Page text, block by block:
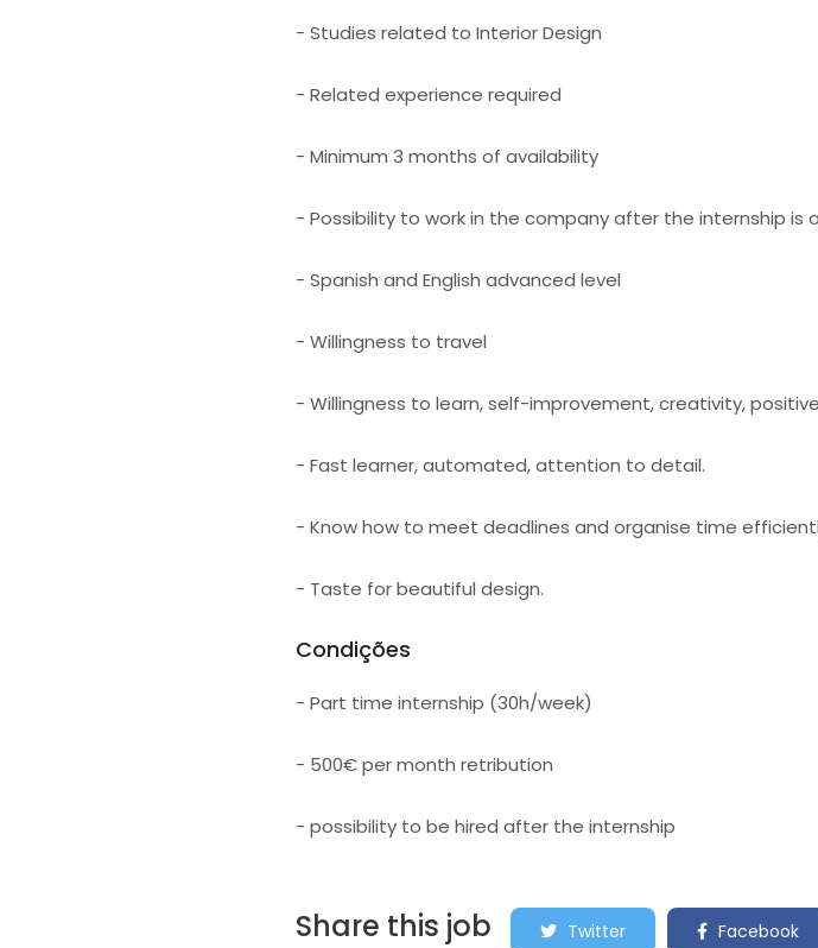
- Studies related to Interior Design
- Related experience required
- Minimum 3 months of availability
- Possibility to work in the company after the internship is
- Spanish and English advanced level
- Willingness to travel
- Willingness to learn, self-improvement, creativity,
- Fast learner, automated, attention to detail.
- Know how to meet deadlines and organise time
- Taste for beautiful design.
Condições
- Part time internship (30h/week)
- 500€ per month retribution
- possibility to be hired after the internship
Share this job Twitter Facebook